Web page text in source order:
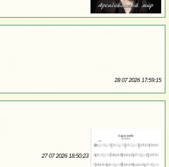
28 07 2026 17:59:15
27 07 2026 18:50:23